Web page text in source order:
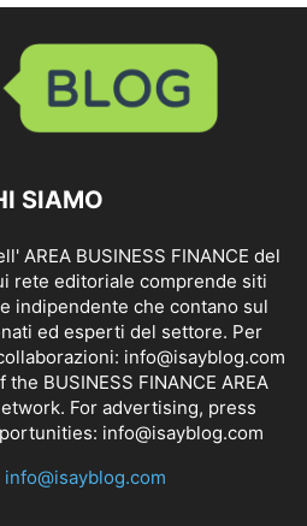
SIAMO
AREA BUSINESS FINANCE del
rete editoriale comprende siti
indipendente che contano sul
ed esperti del settore. Per
info@isayblog.com
BUSINESS FINANCE AREA
For advertising, press
info@isayblog.com
info@isayblog.com